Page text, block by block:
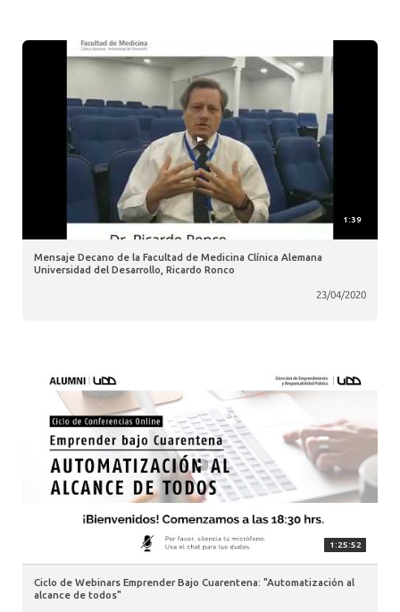
1:39
Mensaje Decano de la Facultad de Medicina Clínica Alemana
Universidad del Desarrollo, Ricardo Ronco
23/04/2020
1:25:52
Ciclo de Webinars Emprender Bajo Cuarentena: "Automatización al
alcance de todos"